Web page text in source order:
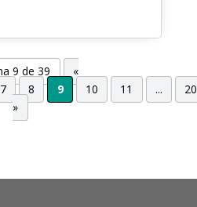
9 de 39
«
7 8 9 10 11 ...
20
»